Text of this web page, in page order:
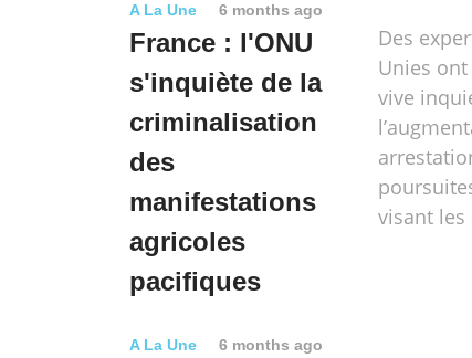
A La Une 6 months ago
France : l'ONU
s'inquiète de la
criminalisation
des
manifestations
agricoles
pacifiques
Des
Unies
vive
visant les
A La Une 6 months ago